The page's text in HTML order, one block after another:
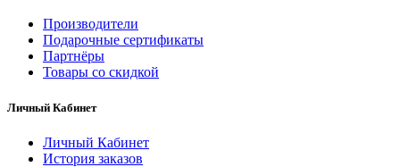
Производители
Подарочные сертификаты
Партнёры
Товары со скидкой
Личный Кабинет
Личный Кабинет
История заказов